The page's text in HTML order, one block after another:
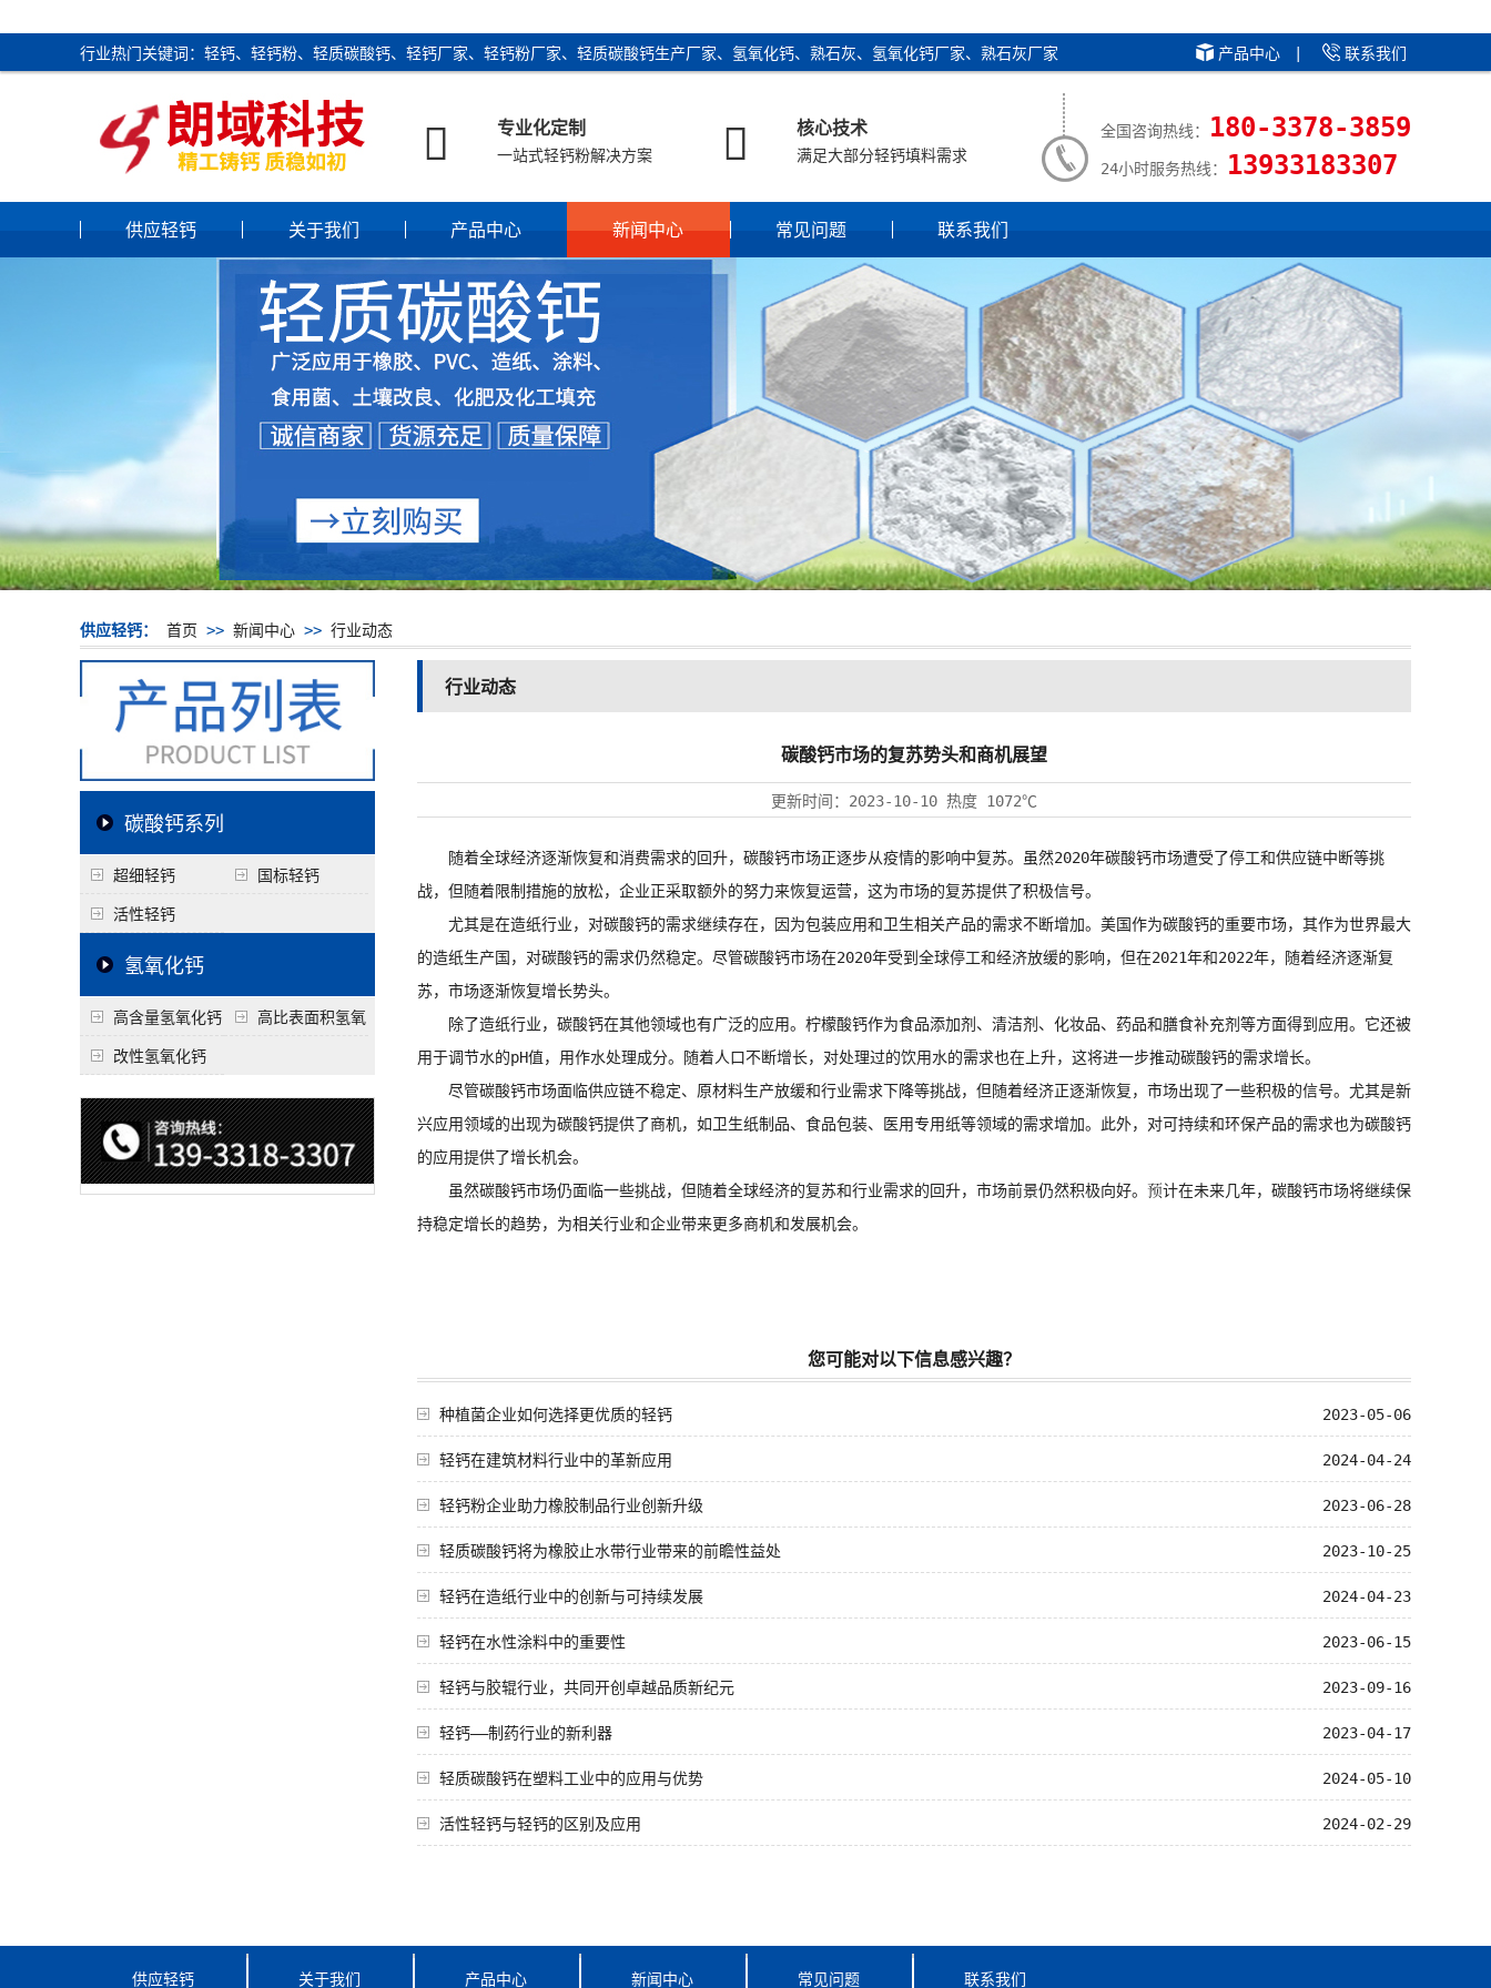
行业热门关键词：轻钙、轻钙粉、轻质碳酸钙、轻钙厂家、轻钙粉厂家、轻质碳酸钙生产厂家、氢氧化钙、熟石灰、氢氧化钙厂家、熟石灰厂家 产品中心 | 联系我们
 专业化定制
一站式轻钙粉解决方案  核心技术
满足大部分轻钙填料需求
全国咨询热线： 180-3378-3859
24小时服务热线： 13933183307
供应轻钙 关于我们 产品中心 新闻中心 常见问题 联系我们
供应轻钙： 首页 >> 新闻中心 >> 行业动态
碳酸钙系列
超细轻钙
国标轻钙
活性轻钙
氢氧化钙
高含量氢氧化钙
高比表面积氢氧
改性氢氧化钙
行业动态
碳酸钙市场的复苏势头和商机展望
更新时间： 2023-10-10 热度 1072℃
随着全球经济逐渐恢复和消费需求的回升，碳酸钙市场正逐步从疫情的影响中复苏。虽然2020年碳酸钙市场遭受了停工和供应链中断等挑
战，但随着限制措施的放松，企业正采取额外的努力来恢复运营，这为市场的复苏提供了积极信号。
尤其是在造纸行业，对碳酸钙的需求继续存在，因为包装应用和卫生相关产品的需求不断增加。美国作为碳酸钙的重要市场，其作为世界最大
的造纸生产国，对碳酸钙的需求仍然稳定。尽管碳酸钙市场在2020年受到全球停工和经济放缓的影响，但在2021年和2022年，随着经济逐渐复
苏，市场逐渐恢复增长势头。
除了造纸行业，碳酸钙在其他领域也有广泛的应用。柠檬酸钙作为食品添加剂、清洁剂、化妆品、药品和膳食补充剂等方面得到应用。它还被
用于调节水的pH值，用作水处理成分。随着人口不断增长，对处理过的饮用水的需求也在上升，这将进一步推动碳酸钙的需求增长。
尽管碳酸钙市场面临供应链不稳定、原材料生产放缓和行业需求下降等挑战，但随着经济正逐渐恢复，市场出现了一些积极的信号。尤其是新
兴应用领域的出现为碳酸钙提供了商机，如卫生纸制品、食品包装、医用专用纸等领域的需求增加。此外，对可持续和环保产品的需求也为碳酸钙
的应用提供了增长机会。
虽然碳酸钙市场仍面临一些挑战，但随着全球经济的复苏和行业需求的回升，市场前景仍然积极向好。预计在未来几年，碳酸钙市场将继续保
持稳定增长的趋势，为相关行业和企业带来更多商机和发展机会。
您可能对以下信息感兴趣？
2023-05-06
种植菌企业如何选择更优质的轻钙
2024-04-24
轻钙在建筑材料行业中的革新应用
2023-06-28
轻钙粉企业助力橡胶制品行业创新升级
2023-10-25
轻质碳酸钙将为橡胶止水带行业带来的前瞻性益处
2024-04-23
轻钙在造纸行业中的创新与可持续发展
2023-06-15
轻钙在水性涂料中的重要性
2023-09-16
轻钙与胶辊行业，共同开创卓越品质新纪元
2023-04-17
轻钙——制药行业的新利器
2024-05-10
轻质碳酸钙在塑料工业中的应用与优势
2024-02-29
活性轻钙与轻钙的区别及应用
供应轻钙 关于我们 产品中心 新闻中心 常见问题 联系我们